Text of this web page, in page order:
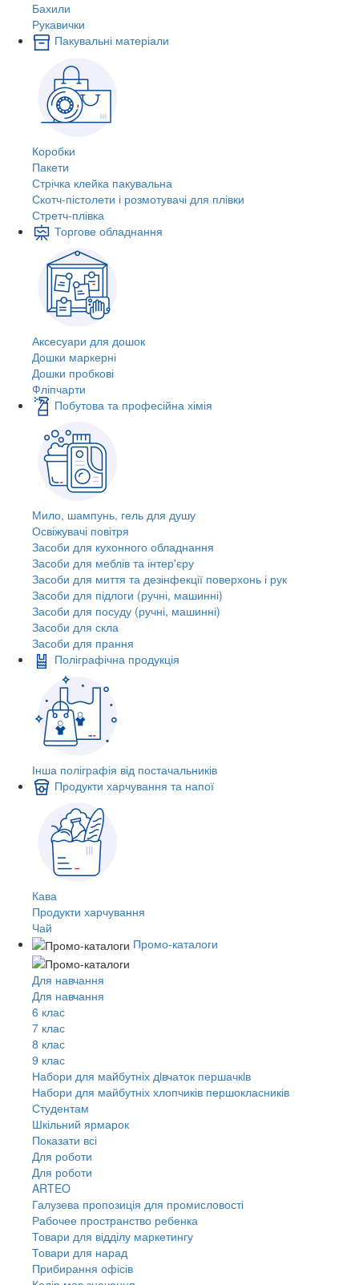
Бахили
Рукавички
Пакувальні матеріали
Коробки
Пакети
Стрічка клейка пакувальна
Скотч-пістолети і розмотувачі для плівки
Стретч-плівка
Торгове обладнання
Аксесуари для дошок
Дошки маркерні
Дошки пробкові
Фліпчарти
Побутова та професійна хімія
Мило, шампунь, гель для душу
Освіжувачі повітря
Засоби для кухонного обладнання
Засоби для меблів та інтер'єру
Засоби для миття та дезінфекції поверхонь і рук
Засоби для підлоги (ручні, машинні)
Засоби для посуду (ручні, машинні)
Засоби для скла
Засоби для прання
Поліграфічна продукція
Інша поліграфія від постачальників
Продукти харчування та напої
Кава
Продукти харчування
Чай
Промо-каталоги
Для навчання
Для навчання
6 клас
7 клас
8 клас
9 клас
Набори для майбутніх дiвчаток першачкiв
Набори для майбутніх хлопчиків першокласників
Студентам
Шкільний ярмарок
Показати всі
Для роботи
Для роботи
ARTEO
Галузева пропозиція для промисловості
Рабочее пространство ребенка
Товари для відділу маркетингу
Товари для нарад
Прибирання офісів